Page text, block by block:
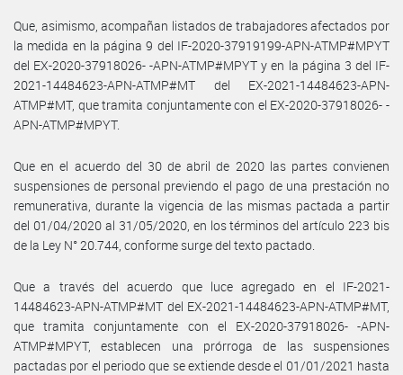
Que, asimismo, acompañan listados de trabajadores afectados por
la medida en la página 9 del IF-2020-37919199-APN-ATMP#MPYT
del EX-2020-37918026- -APN-ATMP#MPYT y en la página 3 del IF-
2021-14484623-APN-ATMP#MT del EX-2021-14484623-APN-
ATMP#MT, que tramita conjuntamente con el EX-2020-37918026- -
APN-ATMP#MPYT.
Que en el acuerdo del 30 de abril de 2020 las partes convienen
suspensiones de personal previendo el pago de una prestación no
remunerativa, durante la vigencia de las mismas pactada a partir
del 01/04/2020 al 31/05/2020, en los términos del artículo 223 bis
de la Ley N° 20.744, conforme surge del texto pactado.
Que a través del acuerdo que luce agregado en el IF-2021-
14484623-APN-ATMP#MT del EX-2021-14484623-APN-ATMP#MT,
que tramita conjuntamente con el EX-2020-37918026- -APN-
ATMP#MPYT, establecen una prórroga de las suspensiones
pactadas por el periodo que se extiende desde el 01/01/2021 hasta